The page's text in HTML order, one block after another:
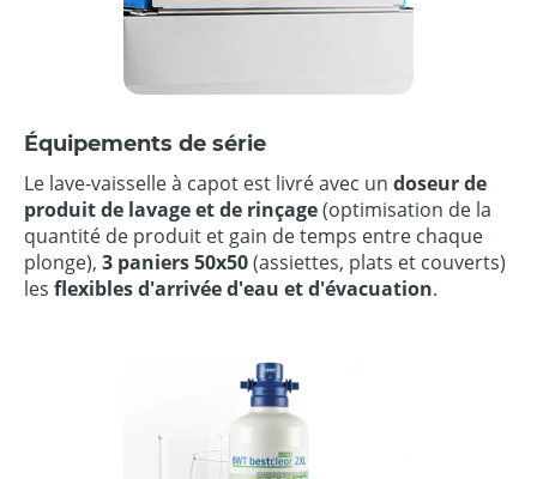
Équipements de série
Le lave-vaisselle à capot est livré avec un doseur de
produit de lavage et de rinçage(optimisation de la
quantité de produit et gain de temps entre chaque
plonge), 3 paniers 50x50(assiettes, plats et couverts)
les flexibles d'arrivée d'eau et d'évacuation.